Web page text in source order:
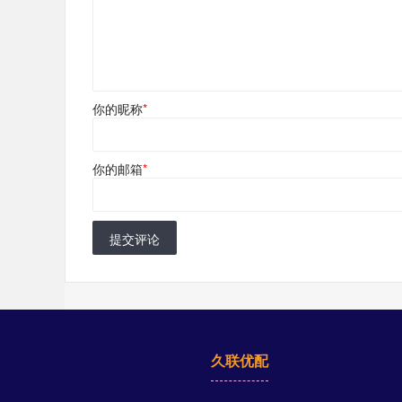
你的昵称*
你的邮箱*
提交评论
久联优配